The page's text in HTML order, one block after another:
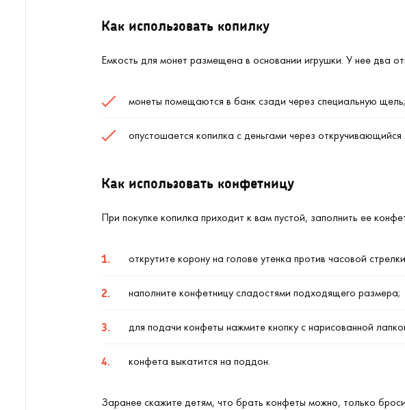
Как использовать копилку
Емкость для монет размещена в основании игрушки. У нее два
монеты помещаются в банк сзади через специальную щель;
опустошается копилка с деньгами через
Как использовать конфетницу
При покупке копилка приходит к вам пустой, заполнить ее
открутите корону на голове утенка против часовой
наполните конфетницу сладостями подходящего размера;
для подачи конфеты нажмите кнопку с нарисованной
конфета выкатится на поддон.
Заранее скажите детям, что брать конфеты можно, только